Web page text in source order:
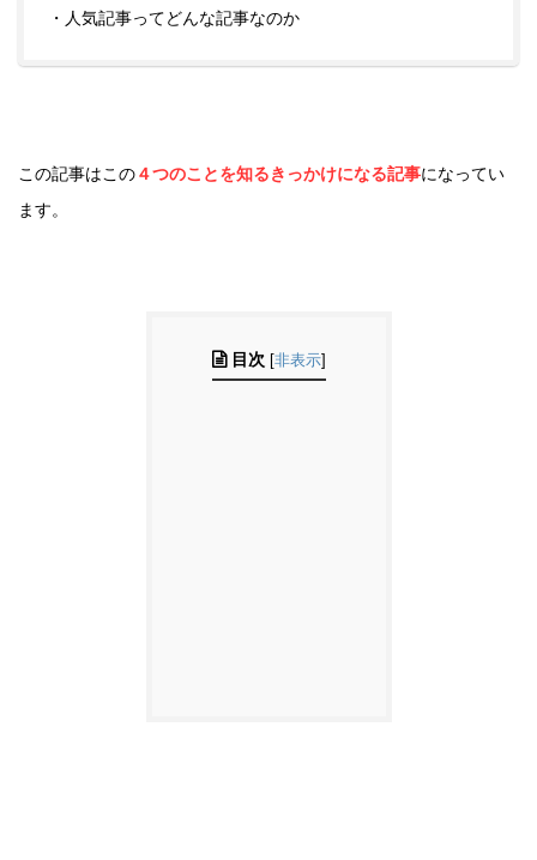
・人気記事ってどんな記事なのか
この記事はこの４つのことを知るきっかけになる記事になってい
ます。
目次 [非表示]